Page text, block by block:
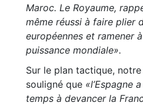
Maroc. Le Royaume,
même réussi à faire plier
européennes et ramener
puissance mondiale».
Sur le plan tactique,
souligné que «l’Espagne
temps à devancer la